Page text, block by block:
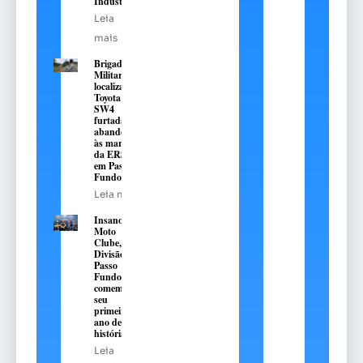
Leia
mais
Brigada
Militar
localiza
Toyota Hilux
SW4
furtada e
abandonada
às margens
da ERS-324,
em Passo
Fundo
Leia mais
Insanos
Moto
Clube,
Divisão
Passo
Fundo,
comemora
seu
primeiro
ano de
história
Leia